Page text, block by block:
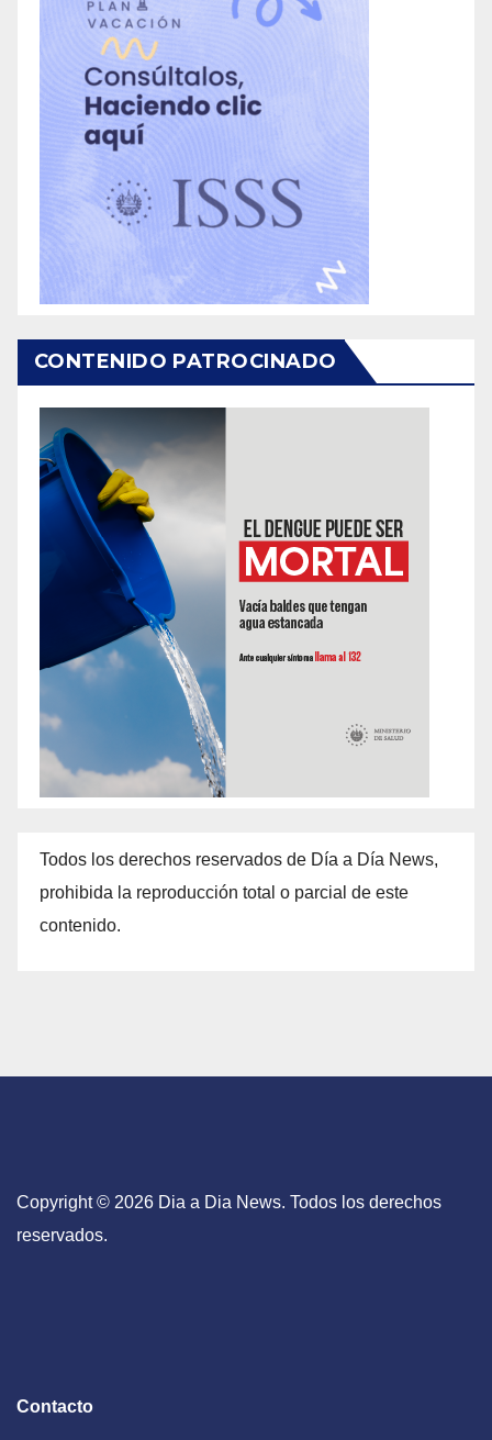
CONTENIDO PATROCINADO
Todos los derechos reservados de Día a Día News,
prohibida la reproducción total o parcial de este
contenido.
Copyright © 2026 Dia a Dia News. Todos los derechos
reservados.
Contacto